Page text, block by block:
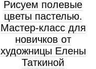
Рисуем полевые
цветы пастелью.
Мастер-класс для
новичков от
художницы Елены
Таткиной